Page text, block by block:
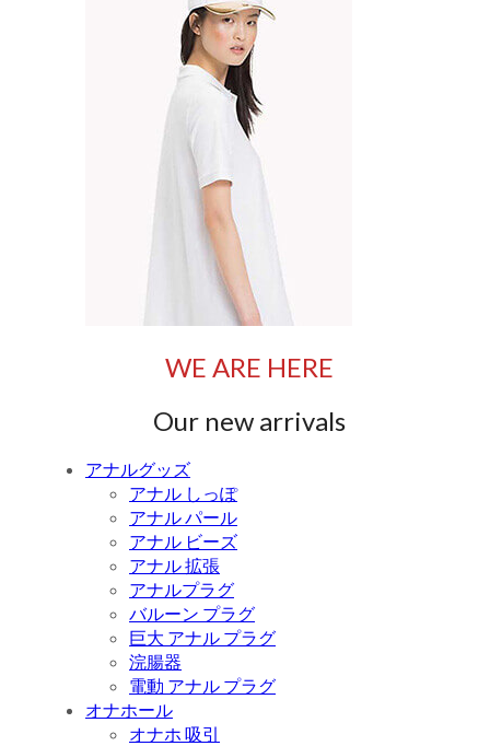
WE ARE HERE
Our new arrivals
アナルグッズ
アナル しっぽ
アナル パール
アナル ビーズ
アナル 拡張
アナルプラグ
バルーン プラグ
巨大 アナル プラグ
浣腸器
電動 アナル プラグ
オナホール
オナホ 吸引